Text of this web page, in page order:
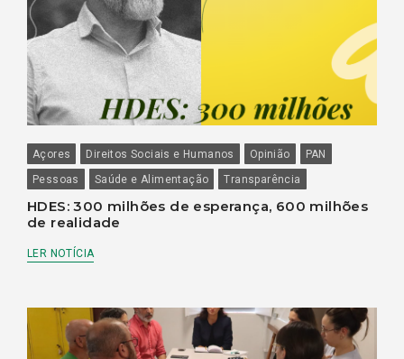
Açores Direitos Sociais e Humanos Opinião
PAN
Pessoas
Saúde e Alimentação Transparência
HDES: 300 milhões de esperança, 600 milhões
de realidade
LER NOTÍCIA